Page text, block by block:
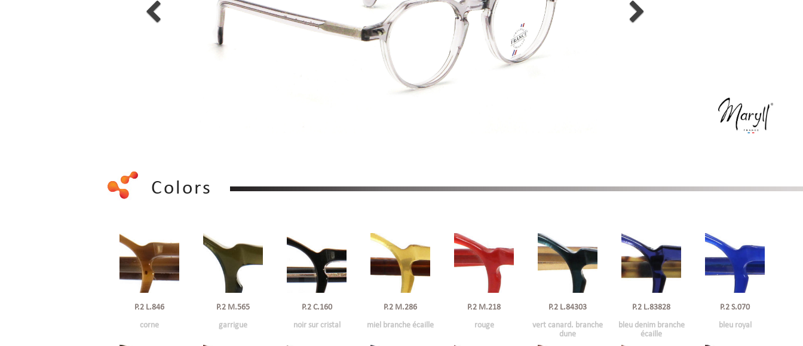
Colors
P.2 L.846
corne
P.2 M.565
garrigue
P.2 C.160
noir sur cristal
P.2 M.286
miel branche écaille
P.2 M.218
rouge
P.2 L.84303
vert canard. branche
dune
P.2 L.83828
bleu denim branche
écaille
P.2 S.070
bleu royal